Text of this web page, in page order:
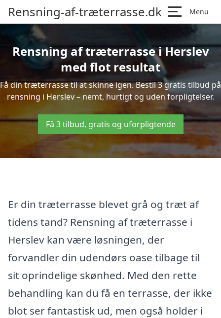
Rensning-af-træterrasse.dk Menu
Rensning af træterrasse i Herslev
med flot resultat
Få din træterrasse til at skinne igen. Bestil 3 gratis tilbud på
rensning i Herslev – nemt, hurtigt og uden forpligtelser.
Få 3 tilbud, gratis og uforpligtende
Er din træterrasse blevet grå og træt af
tidens tand? Rensning af træterrasse i
Herslev kan være løsningen, der
forvandler din udendørs oase tilbage til
sit oprindelige skønhed. Med den rette
behandling kan du få en terrasse, der ikke
blot ser fantastisk ud, men også holder i